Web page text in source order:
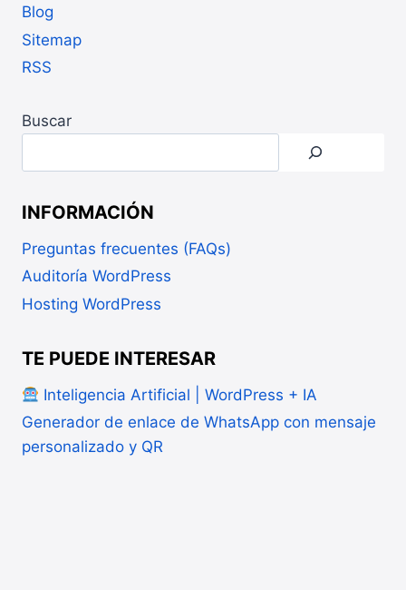
Blog
Sitemap
RSS
Buscar
INFORMACIÓN
Preguntas frecuentes (FAQs)
Auditoría WordPress
Hosting WordPress
TE PUEDE INTERESAR
Inteligencia Artificial | WordPress + IA
Generador de enlace de WhatsApp con mensaje
personalizado y QR